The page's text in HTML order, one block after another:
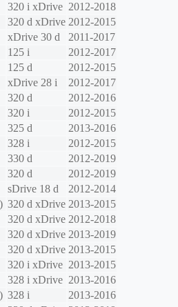
320 i xDrive 2012-2018
320 d xDrive 2012-2015
xDrive 30 d
2011-2017
125 i
2012-2017
125 d
2012-2015
xDrive 28 i
2012-2017
320 d
2012-2016
320 i
2012-2015
325 d
2013-2016
328 i
2012-2015
330 d
2012-2019
320 d
2012-2019
sDrive 18 d
2012-2014
320 d xDrive 2013-2015
320 d xDrive 2012-2018
320 d xDrive 2013-2019
320 d xDrive 2013-2015
320 i xDrive 2013-2015
328 i xDrive 2013-2016
328 i
2013-2016